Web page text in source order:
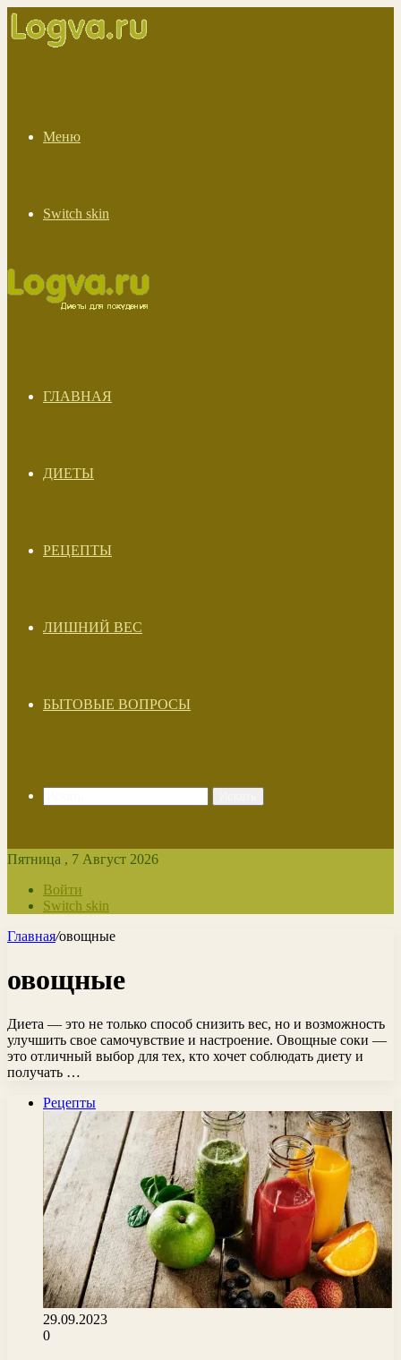
Меню
Switch skin
ГЛАВНАЯ
ДИЕТЫ
РЕЦЕПТЫ
ЛИШНИЙ ВЕС
БЫТОВЫЕ ВОПРОСЫ
Пятница , 7 Август 2026
Войти
Switch skin
Главная/овощные
овощные
Диета — это не только способ снизить вес, но и возможность
улучшить свое самочувствие и настроение. Овощные соки —
это отличный выбор для тех, кто хочет соблюдать диету и
получать …
Рецепты
29.09.2023
0